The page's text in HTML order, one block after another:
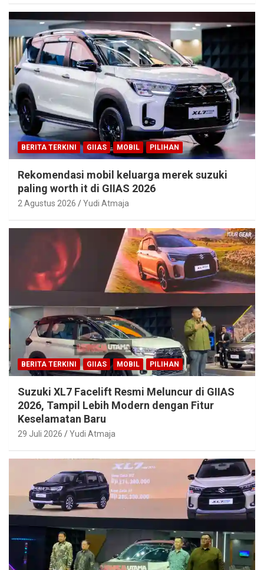
BERITA TERKINI GIIAS MOBIL PILIHAN
Rekomendasi mobil keluarga merek suzuki
paling worth it di GIIAS 2026
2 Agustus 2026 Yudi Atmaja
BERITA TERKINI GIIAS MOBIL PILIHAN
Suzuki XL7 Facelift Resmi Meluncur di GIIAS
2026, Tampil Lebih Modern dengan Fitur
Keselamatan Baru
29 Juli 2026 Yudi Atmaja